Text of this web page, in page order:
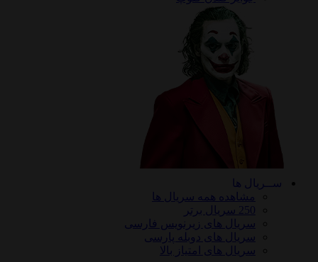
ها
مشاهده همه سریال ها
سریال های زیرنویس فارسی
سریال های دوبله پارسی
سریال های امتیاز بالا